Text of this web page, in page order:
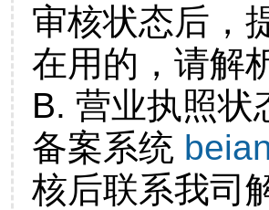
审核状态后，
在用的，请解
B. 营业执照状
备案系统
核后联系我司